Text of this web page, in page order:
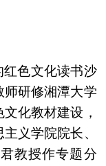
色文化读书沙
研修湘潭大学
化教材建设，
义学院院长、
教授作专题分